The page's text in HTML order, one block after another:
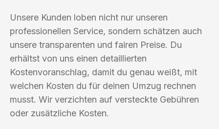
Unsere Kunden loben nicht nur unseren
professionellen Service, sondern schätzen auch
unsere transparenten und fairen Preise. Du
erhältst von uns einen detaillierten
Kostenvoranschlag, damit du genau weißt, mit
welchen Kosten du für deinen Umzug rechnen
musst. Wir verzichten auf versteckte Gebühren
oder zusätzliche Kosten.